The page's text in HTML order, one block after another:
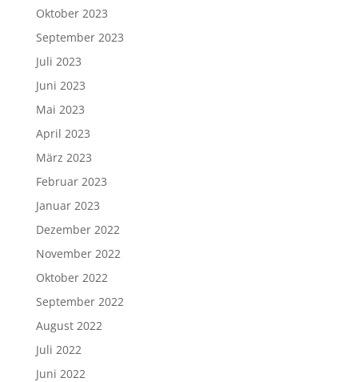
Oktober 2023
September 2023
Juli 2023
Juni 2023
Mai 2023
April 2023
März 2023
Februar 2023
Januar 2023
Dezember 2022
November 2022
Oktober 2022
September 2022
August 2022
Juli 2022
Juni 2022